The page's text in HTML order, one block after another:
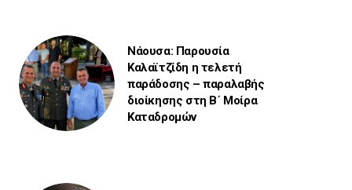
Νάουσα: Παρουσία
Καλαϊτζίδη η τελετή
παράδοσης – παραλαβής
διοίκησης στη Β΄ Μοίρα
Καταδρομών